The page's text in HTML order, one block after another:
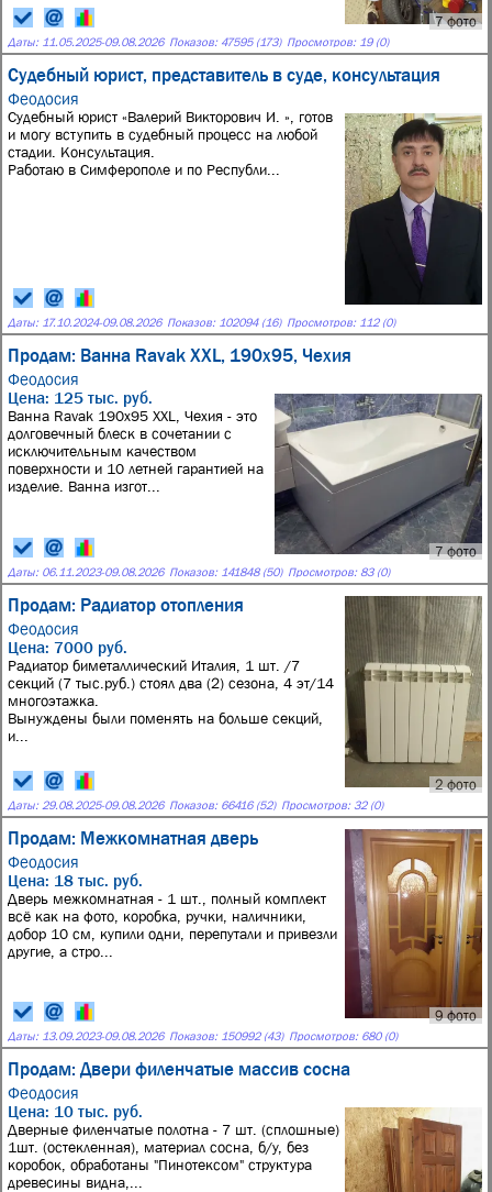
7 фото
Даты: 11.05.2025-09.08.2026 Показов: 47595 (173) Просмотров: 19 (0)
Судебный юрист, представитель в суде, консультация
Феодосия
Судебный юрист «Валерий Викторович И. », готов
и могу вступить в судебный процесс на любой
стадии. Консультация.
Работаю в Симферополе и по Республи...
Даты: 17.10.2024-09.08.2026 Показов: 102094 (16) Просмотров: 112 (0)
Продам: Ванна Ravak XXL, 190x95, Чехия
Феодосия
7 фото
Цена: 125 тыс. руб.
Ванна Ravak 190x95 XXL, Чехия - это
долговечный блеск в сочетании с
исключительным качеством
поверхности и 10 летней гарантией на
изделие. Ванна изгот...
Даты: 06.11.2023-09.08.2026 Показов: 141848 (50) Просмотров: 83 (0)
Продам: Радиатор отопления
Феодосия
2 фото
Цена: 7000 руб.
Радиатор биметаллический Италия, 1 шт. /7
секций (7 тыс.руб.) стоял два (2) сезона, 4 эт/14
многоэтажка.
Вынуждены были поменять на больше секций,
и...
Даты: 29.08.2025-09.08.2026 Показов: 66416 (52) Просмотров: 32 (0)
Продам: Межкомнатная дверь
Феодосия
9 фото
Цена: 18 тыс. руб.
Дверь межкомнатная - 1 шт., полный комплект
всё как на фото, коробка, ручки, наличники,
добор 10 см, купили одни, перепутали и привезли
другие, а стро...
Даты: 13.09.2023-09.08.2026 Показов: 150992 (43) Просмотров: 680 (0)
Продам: Двери филенчатые массив сосна
Феодосия
Цена: 10 тыс. руб.
Дверные филенчатые полотна - 7 шт. (сплошные)
1шт. (остекленная), материал сосна, б/у, без
коробок, обработаны "Пинотексом" структура
древесины видна,...